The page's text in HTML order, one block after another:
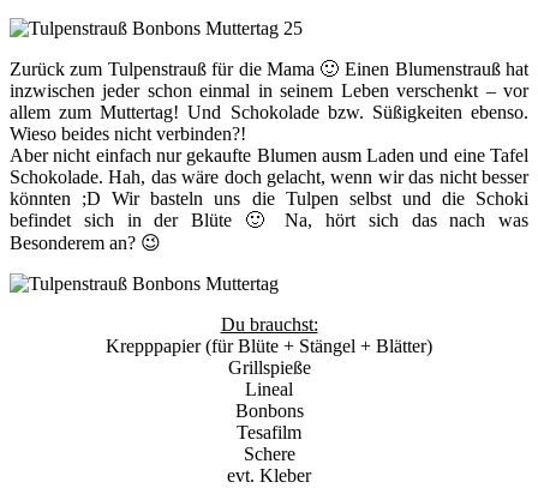
Zurück zum Tulpenstrauß für die Mama 🙂 Einen Blumenstrauß hat
inzwischen jeder schon einmal in seinem Leben verschenkt – vor
allem zum Muttertag! Und Schokolade bzw. Süßigkeiten ebenso.
Wieso beides nicht verbinden?!
Aber nicht einfach nur gekaufte Blumen ausm Laden und eine Tafel
Schokolade. Hah, das wäre doch gelacht, wenn wir das nicht besser
könnten ;D Wir basteln uns die Tulpen selbst und die Schoki
befindet sich in der Blüte 🙂 Na, hört sich das nach was
Besonderem an? 😉
Du brauchst:
Krepppapier (für Blüte + Stängel + Blätter)
Grillspieße
Lineal
Bonbons
Tesafilm
Schere
evt. Kleber